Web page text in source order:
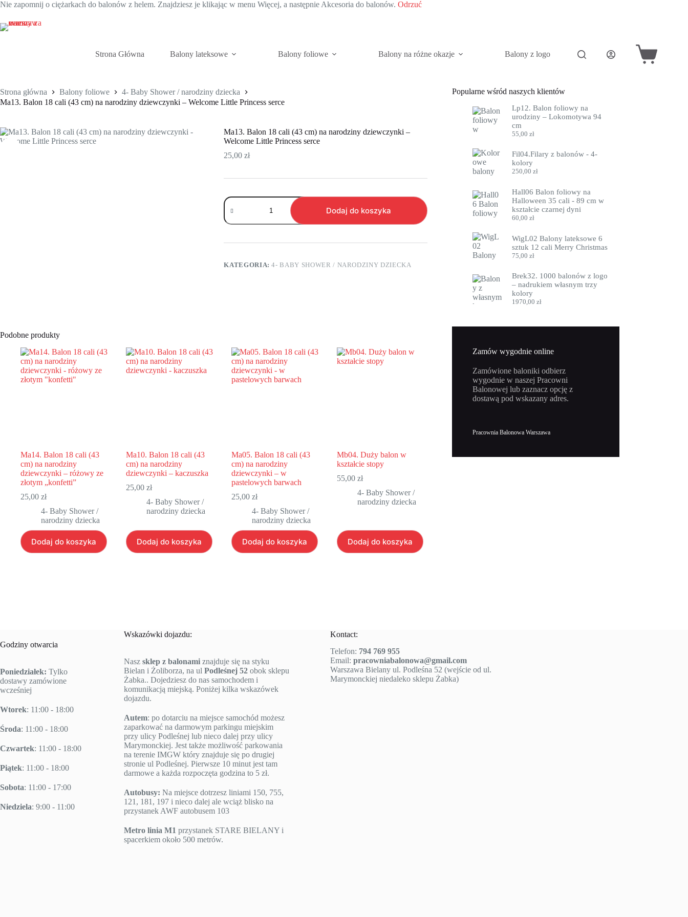
Nie zapomnij o ciężarkach do balonów z helem. Znajdziesz je klikając w menu Więcej, a następnie Akcesoria do balonów. Odrzuć
Przejdź
Strona Główna
Balony lateksowe Balony foliowe Balony na różne okazje Balony z logo Akcesoria do balonówKoszyk
Strona główna Balony foliowe
4- Baby Shower / narodziny dziecka
Ma13. Balon 18 cali (43 cm) na narodziny dziewczynki – Welcome Little Princess serce
Ma13. Balon 18 cali (43 cm) na narodziny dziewczynki –
Welcome Little Princess serce
25,00zł
ilość
Ma13.
Balon
18
(43
na
narodziny
Dodaj do koszyka
KATEGORIA:4- BABY SHOWER / NARODZINY DZIECKA
Podobne produkty
Ma14. Balon 18 cali (43
cm) na narodziny
dziewczynki – różowy ze
złotym „konfetti”
25,00 zł
4- Baby Shower /
narodziny dziecka
Dodaj do koszyka
Ma10. Balon 18 cali (43
cm) na narodziny
dziewczynki – kaczuszka
25,00zł
4- Baby Shower /
narodziny dziecka
Dodaj do koszyka
Ma05. Balon 18 cali (43
cm) na narodziny
dziewczynki – w
pastelowych barwach
25,00zł
4- Baby Shower /
narodziny dziecka
Dodaj do koszyka
Mb04. Duży balon w
kształcie stopy
55,00zł
4- Baby Shower /
narodziny dziecka
Dodaj do koszyka
Popularne wśród naszych klientów
Lp12. Balon foliowy na
urodziny – Lokomotywa 94
cm
55,00zł
Fil04.Filary z balonów - 4-
kolory
250,00zł
Hall06 Balon foliowy na
Halloween 35 cali - 89 cm w
kształcie czarnej dyni
60,00zł
WigL02 Balony lateksowe 6
sztuk 12 cali Merry Christmas
75,00zł
Brek32. 1000 balonów z logo
– nadrukiem własnym trzy
kolory
1970,00zł
Zamów wygodnie online
Zamówione baloniki odbierz
wygodnie w naszej Pracowni
Balonowej lub zaznacz opcję z
dostawą pod wskazany adres.
Pracownia Balonowa Warszawa
Godziny otwarcia
Poniedziałek: Tylko
dostawy zamówione
wcześniej
Wtorek: 11:00 - 18:00
Środa: 11:00 - 18:00
Czwartek: 11:00 - 18:00
Piątek: 11:00 - 18:00
Sobota: 11:00 - 17:00
Niedziela: 9:00 - 11:00
Wskazówki dojazdu:
Nasz sklep z balonamiznajduje się na styku
Bielan i Żoliborza, na ul Podleśnej 52obok sklepu
Żabka.. Dojedziesz do nas samochodem i
komunikacją miejską. Poniżej kilka wskazówek
dojazdu.
Autem: po dotarciu na miejsce samochód możesz
zaparkować na darmowym parkingu miejskim
przy ulicy Podleśnej lub nieco dalej przy ulicy
Marymonckiej. Jest także możliwość parkowania
na terenie IMGW który znajduje się po drugiej
stronie ul Podleśnej. Pierwsze 10 minut jest tam
darmowe a każda rozpoczęta godzina to 5 zł.
Autobusy: Na miejsce dotrzesz liniami 150, 755,
121, 181, 197 i nieco dalej ale wciąż blisko na
przystanek AWF autobusem 103
Metro linia M1 przystanek STARE BIELANY i
spacerkiem około 500 metrów.
Kontact:
Telefon: 794 769 955
Email: pracowniabalonowa@gmail.com
Warszawa Bielany ul. Podleśna 52 (wejście od ul.
Marymonckiej niedaleko sklepu Żabka)